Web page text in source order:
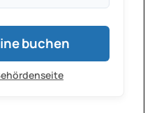
buchen